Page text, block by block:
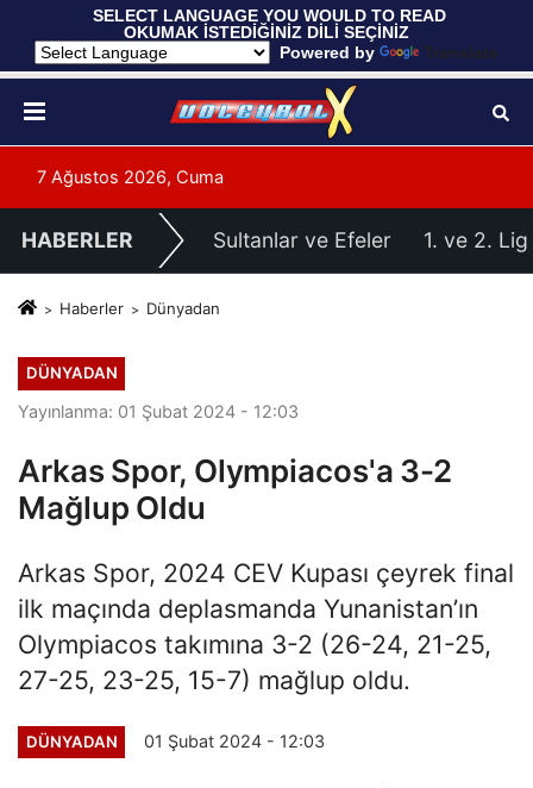
SELECT LANGUAGE YOU WOULD TO READ
OKUMAK İSTEDİĞİNİZ DİLİ SEÇİNİZ
Powered by
Translate
7 Ağustos 2026, Cuma
HABERLER Sultanlar ve Efeler 1. ve 2. Lig
Haberler Dünyadan
DÜNYADAN
Yayınlanma: 01 Şubat 2024 - 12:03
Arkas Spor, Olympiacos'a 3-2
Mağlup Oldu
Arkas Spor, 2024 CEV Kupası çeyrek final
ilk maçında deplasmanda Yunanistan’ın
Olympiacos takımına 3-2 (26-24, 21-25,
27-25, 23-25, 15-7) mağlup oldu.
DÜNYADAN 01 Şubat 2024 - 12:03